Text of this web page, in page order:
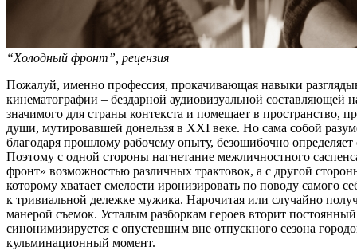
“Холодный фронт”, рецензия
Пожалуй, именно профессия, прокачивающая навыки
кинематографии – бездарной аудиовизуальной
значимого для страны контекста и помещает в пространство,
души, мутировавшей донельзя в XXI веке. Но сама собой
благодаря прошлому рабочему опыту, безошибочно
Поэтому с одной стороны нагнетание межличностного
фронт» возможностью различных трактовок, а с другой
которому хватает смелости иронизировать по поводу самого
к тривиальной дележке мужика. Нарочитая или случайно
манерой съемок. Усталым разборкам героев вторит
синонимизируется с опустевшим вне отпускного сезона
кульминационный момент.